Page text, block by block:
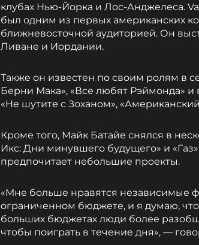
клубах Нью-Йорка и Лос-Анджелеса.
был одним из первых американских
ближневосточной аудиторией. Он
Ливане и Иордании.
Также он известен по своим ролям в
Берни Мака», «Все любят Рэймонда» и
«Не шутите с Зоханом»,
Кроме того, Майк Батайе снялся в
Икс: Дни минувшего будущего» и
предпочитает небольшие проекты.
«Мне больше нравятся независимые
ограниченном бюджете, и я думаю,
больших бюджетах люди более
чтобы поиграть в течение дня», —